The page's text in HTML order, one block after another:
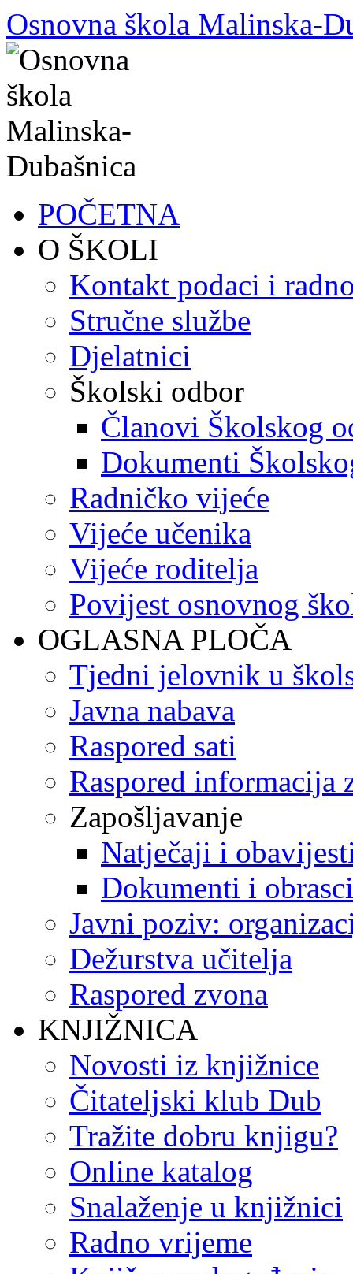
Skoči
do
sadržaja
Osnovna škola Malinska-
POČETNA
O ŠKOLI
Kontakt podaci i
Stručne službe
Djelatnici
Školski odbor
Članovi Školskog
Dokumenti
Radničko vijeće
Vijeće učenika
Vijeće roditelja
Povijest osnovnog
OGLASNA PLOČA
Tjedni jelovnik u
Javna nabava
Raspored sati
Raspored informacija
Zapošljavanje
Natječaji i
Dokumenti i obrasci
Javni poziv:
Dežurstva učitelja
Raspored zvona
KNJIŽNICA
Novosti iz knjižnice
Čitateljski klub Dub
Tražite dobru knjigu?
Online katalog
Snalaženje u knjižnici
Radno vrijeme